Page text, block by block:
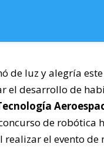
de luz y alegría
el desarrollo de
de
el evento de